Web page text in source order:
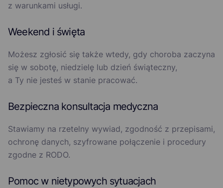
z warunkami usługi.
Weekend i święta
Możesz zgłosić się także wtedy, gdy choroba zaczyna
się w sobotę, niedzielę lub dzień świąteczny,
a Ty nie jesteś w stanie pracować.
Bezpieczna konsultacja medyczna
Stawiamy na rzetelny wywiad, zgodność z przepisami,
ochronę danych, szyfrowane połączenie i procedury
zgodne z RODO.
Pomoc w nietypowych sytuacjach